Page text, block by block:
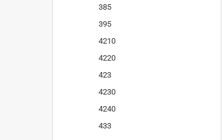
385
395
4210
4220
423
4230
4240
433